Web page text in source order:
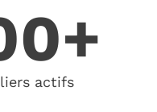
actifs